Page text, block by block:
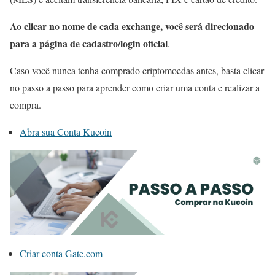
Ao clicar no nome de cada exchange, você será direcionado
para a página de cadastro/login oficial.
Caso você nunca tenha comprado criptomoedas antes, basta clicar
no passo a passo para aprender como criar uma conta e realizar a
compra.
Abra sua Conta Kucoin
Criar conta Gate.com